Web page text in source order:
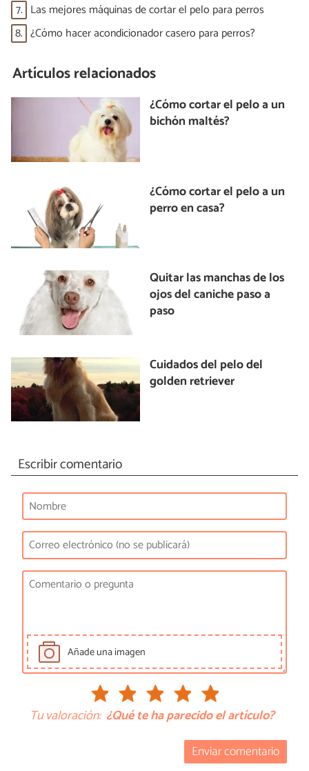
7. Las mejores máquinas de cortar el pelo para perros
8. ¿Cómo hacer acondicionador casero para perros?
Artículos relacionados
¿Cómo cortar el pelo a un
bichón maltés?
¿Cómo cortar el pelo a un
perro en casa?
Quitar las manchas de los
ojos del caniche paso a
paso
Cuidados del pelo del
golden retriever
Escribir comentario
Añade una imagen
Tu valoración: ¿Qué te ha parecido el artículo?
Enviar comentario